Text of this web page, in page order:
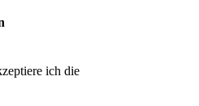
ich die